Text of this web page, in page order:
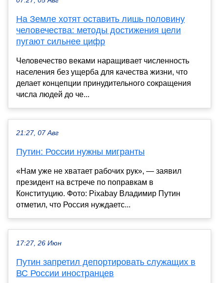
На Земле хотят оставить лишь половину
человечества: методы достижения цели
пугают сильнее цифр
Человечество веками наращивает численность
населения без ущерба для качества жизни, что
делает концепции принудительного сокращения
числа людей до че...
21:27, 07 Авг
Путин: России нужны мигранты
«Нам уже не хватает рабочих рук», — заявил
президент на встрече по поправкам в
Конституцию. Фото: Pixabay Владимир Путин
отметил, что Россия нуждаетс...
17:27, 26 Июн
Путин запретил депортировать служащих в
ВС России иностранцев